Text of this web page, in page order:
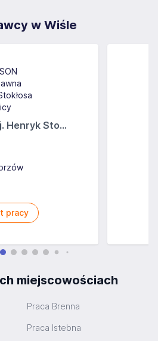
w Wiśle
Henryk Sto...
pracy
miejscowościach
Praca Brenna
Praca Istebna